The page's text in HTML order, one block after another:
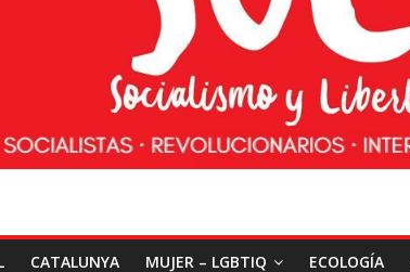
CATALUNYA MUJER – LGBTIQ ECOLOGÍA